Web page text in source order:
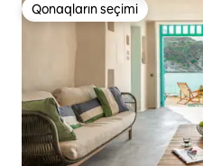
Qonaqların seçimi
Qonaqların seçimi